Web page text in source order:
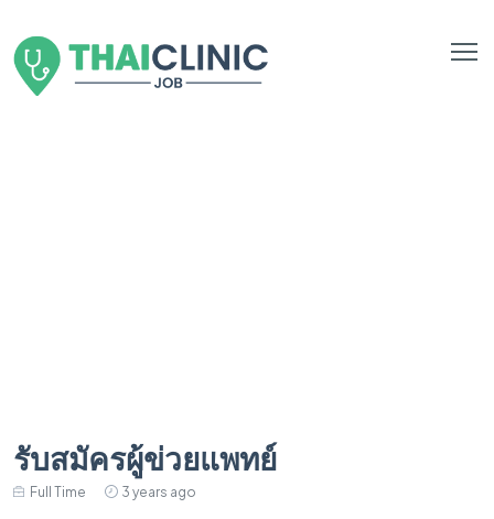
รับสมัครผู้ข่วยแพทย์
Full Time 3 years ago